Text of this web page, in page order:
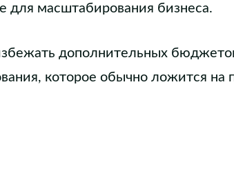
для масштабирования бизнеса.
дополнительных
которое обычно ложится на